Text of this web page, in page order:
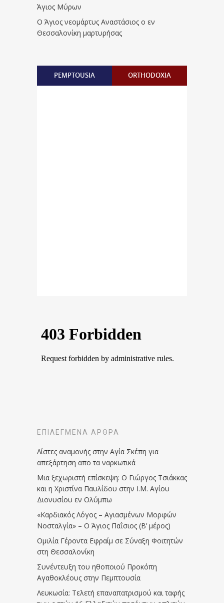
Άγιος Μύρων
Ο Άγιος νεομάρτυς Αναστάσιος ο εν
Θεσσαλονίκη μαρτυρήσας
PEMPTOUSIA ORTHODOXIA
ΕΠΙΛΕΓΜΈΝΑ ΆΡΘΡΑ
Λίστες αναμονής στην Αγία Σκέπη για
απεξάρτηση απο τα ναρκωτικά
Μια ξεχωριστή επίσκεψη: Ο Γιώργος Τσιάκκας
και η Χριστίνα Παυλίδου στην Ι.Μ. Αγίου
Διονυσίου εν Ολύμπω
«Καρδιακός Λόγος – Αγιασμένων Μορφών
Νοσταλγία» – Ο Άγιος Παΐσιος (Β’ μέρος)
Ομιλία Γέροντα Εφραίμ σε Σύναξη Φοιτητών
στη Θεσσαλονίκη
Συνέντευξη του ηθοποιού Προκόπη
Αγαθοκλέους στην Πεμπτουσία
Λευκωσία: Τελετή επαναπατρισμού και ταφής